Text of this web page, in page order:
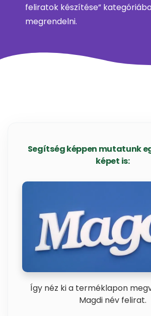
feliratok készítése”
megrendelni.
Segítség képpen mutatunk
képet is:
Így néz ki a terméklapon
Magdi név felirat.